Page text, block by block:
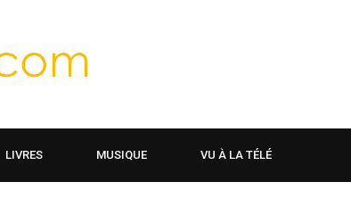
LIVRES MUSIQUE VU À LA TÉLÉ